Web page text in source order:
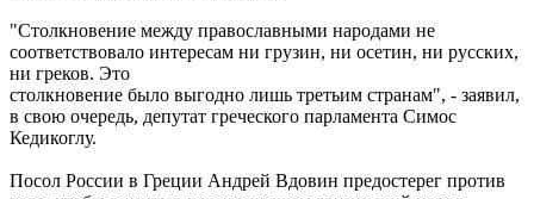
"Столкновение между православными народами не
соответствовало интересам ни грузин, ни осетин, ни русских,
ни греков. Это
столкновение было выгодно лишь третьим странам", - заявил,
в свою очередь, депутат греческого парламента Симос
Кедикоглу.
Посол России в Греции Андрей Вдовин предостерег против